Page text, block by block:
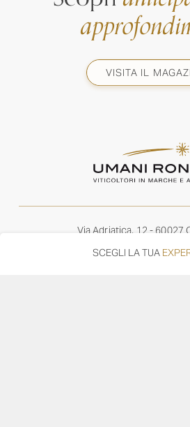
VISITA IL
Via Adriatica, 12 - 60027
SCEGLI LA TUA